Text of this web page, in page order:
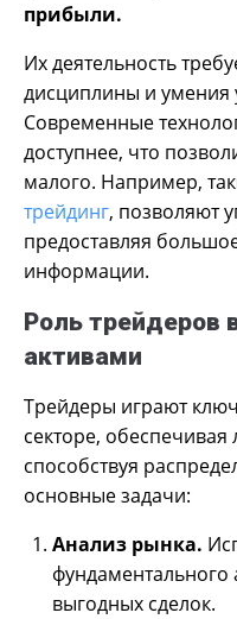
прибыли.
Их деятельность
дисциплины и умения
Современные
доступнее, что
малого. Например,
трейдинг, позволяют
предоставляя
информации.
Роль трейдеров
активами
Трейдеры играют
секторе,
способствуя
основные задачи:
Анализ рынка.
фундаментального
выгодных сделок.